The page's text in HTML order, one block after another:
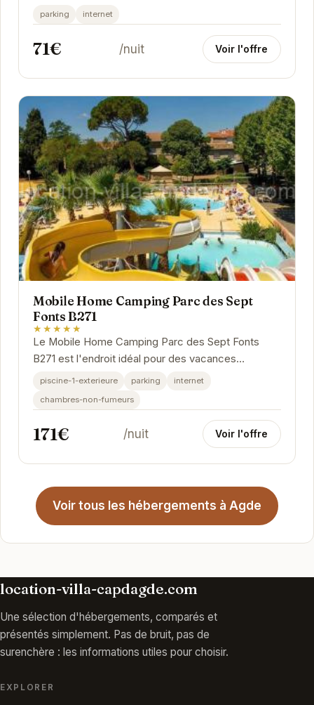
des commodités et des attractions locales, il est...
parking internet
71€ /nuit Voir l'offre
Mobile Home Camping Parc des Sept
Fonts B271
★★★★★
Le Mobile Home Camping Parc des Sept Fonts
B271 est l'endroit idéal pour des vacances
relaxantes. Avec une piscine extérieure, un parking
piscine-1-exterieure parking
internet
chambres-non-fumeurs
171€ /nuit Voir l'offre
Voir tous les hébergements à Agde
location-villa-capdagde.com
Une sélection d'hébergements, comparés et
présentés simplement. Pas de bruit, pas de
surenchère : les informations utiles pour choisir.
EXPLORER